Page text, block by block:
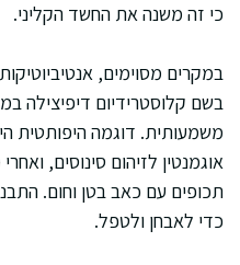
כי זה משנה את החשד הקליני.
במקרים מסוימים,
בשם קלוסטרידיום דיפיצילה
משמעותית. דוגמה היפותטית
אוגמנטין לזיהום סינוסים,
תכופים עם כאב בטן וחום.
כדי לאבחן ולטפל.